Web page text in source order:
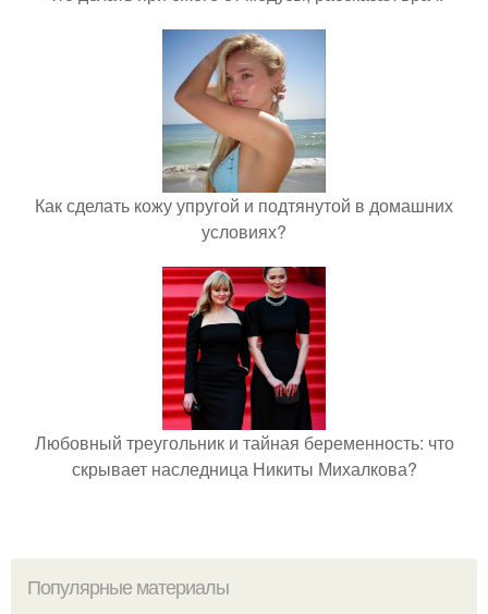
Как сделать кожу упругой и подтянутой в домашних
условиях?
Любовный треугольник и тайная беременность: что
скрывает наследница Никиты Михалкова?
Популярные материалы